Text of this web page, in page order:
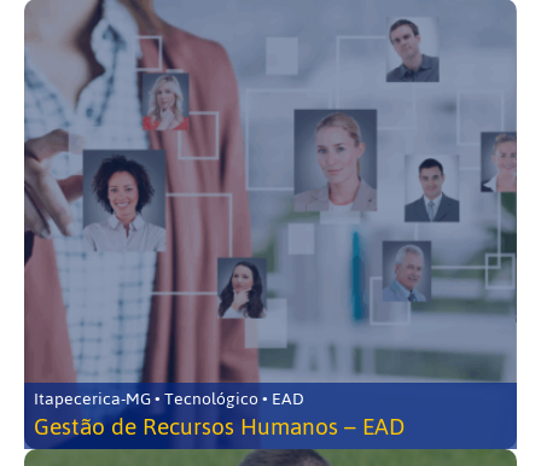
Itapecerica-MG • Tecnológico • EAD
Gestão de Recursos Humanos – EAD